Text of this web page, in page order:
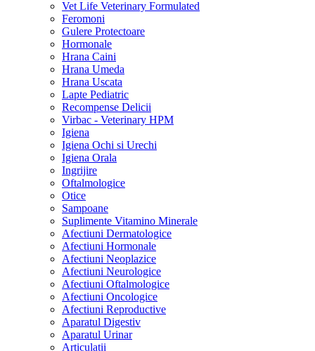
Vet Life Veterinary Formulated
Feromoni
Gulere Protectoare
Hormonale
Hrana Caini
Hrana Umeda
Hrana Uscata
Lapte Pediatric
Recompense Delicii
Virbac - Veterinary HPM
Igiena
Igiena Ochi si Urechi
Igiena Orala
Ingrijire
Oftalmologice
Otice
Sampoane
Suplimente Vitamino Minerale
Afectiuni Dermatologice
Afectiuni Hormonale
Afectiuni Neoplazice
Afectiuni Neurologice
Afectiuni Oftalmologice
Afectiuni Oncologice
Afectiuni Reproductive
Aparatul Digestiv
Aparatul Urinar
Articulatii